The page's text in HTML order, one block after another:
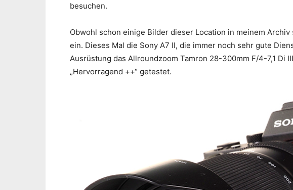
besuchen.
Obwohl schon einige Bilder dieser Location in meinem
ein. Dieses Mal die Sony A7 II, die immer noch sehr gute
Ausrüstung das Allroundzoom Tamron 28-300mm F/4-7,1 Di
„Hervorragend ++“ getestet.